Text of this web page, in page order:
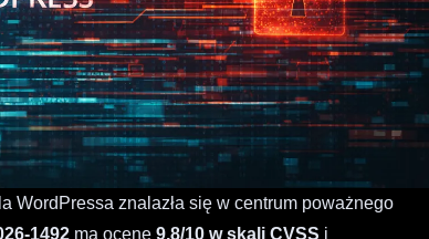
WordPressa znalazła się w centrum poważnego
1492 ma ocenę9,8/10 w skali CVSS i